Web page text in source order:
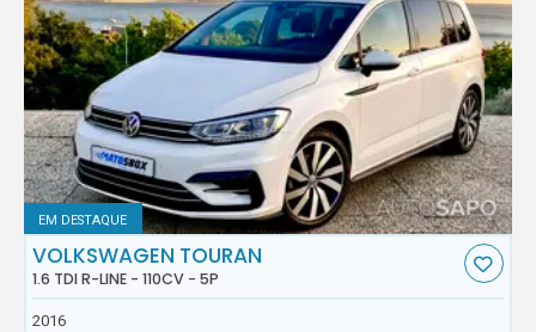
EM DESTAQUE
VOLKSWAGEN TOURAN
1.6 TDI R-LINE - 110CV - 5P
2016